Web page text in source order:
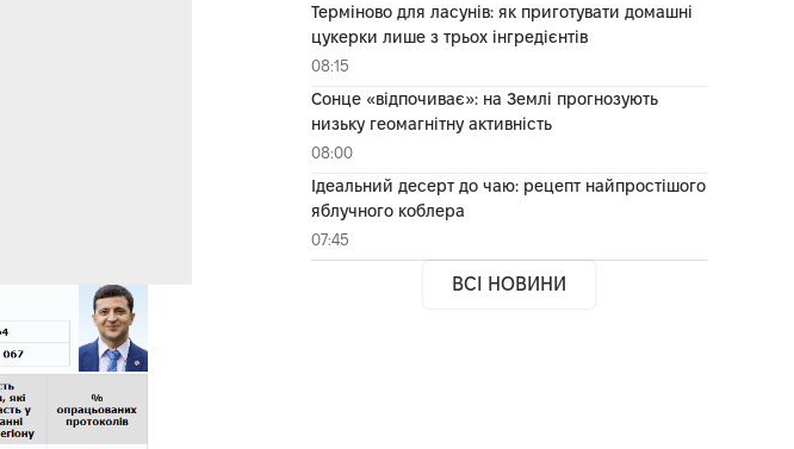
Терміново для ласунів: як приготувати домашні
цукерки лише з трьох інгредієнтів
08:15
Сонце «відпочиває»: на Землі прогнозують
низьку геомагнітну активність
08:00
Ідеальний десерт до чаю: рецепт найпростішого
яблучного коблера
07:45
ВСІ НОВИНИ